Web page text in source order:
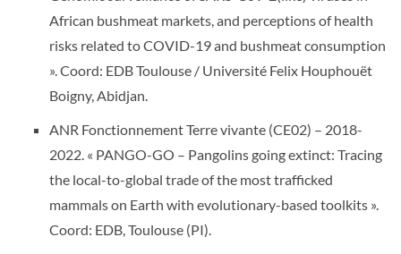
African bushmeat markets, and perceptions of health
risks related to COVID-19 and bushmeat consumption
». Coord: EDB Toulouse / Université Felix Houphouët
Boigny, Abidjan.
ANR Fonctionnement Terre vivante (CE02) – 2018-
2022. « PANGO-GO – Pangolins going extinct: Tracing
the local-to-global trade of the most trafficked
mammals on Earth with evolutionary-based toolkits ».
Coord: EDB, Toulouse (PI).